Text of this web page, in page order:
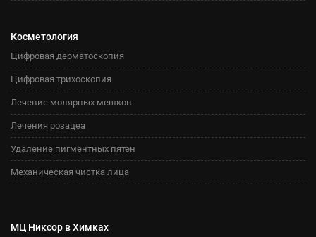
Косметология
Цифровая дерматоскопия
Цифровая трихоскопия
Лечение молярных мешков
Лечения розацеа
Удаление пигментных пятен
Механическая чистка лица
МЦ Никсор в Химках